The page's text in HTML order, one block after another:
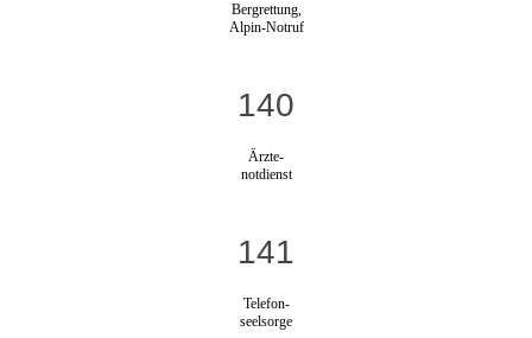
Bergrettung,
Alpin-Notruf
140
Ärzte-
notdienst
141
Telefon-
seelsorge